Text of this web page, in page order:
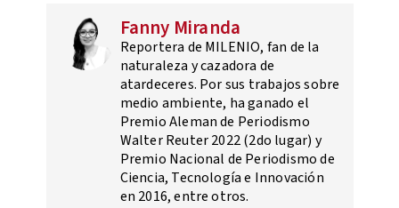
Fanny Miranda
Reportera de MILENIO, fan de la
naturaleza y cazadora de
atardeceres. Por sus trabajos sobre
medio ambiente, ha ganado el
Premio Aleman de Periodismo
Walter Reuter 2022 (2do lugar) y
Premio Nacional de Periodismo de
Ciencia, Tecnología e Innovación
en 2016, entre otros.